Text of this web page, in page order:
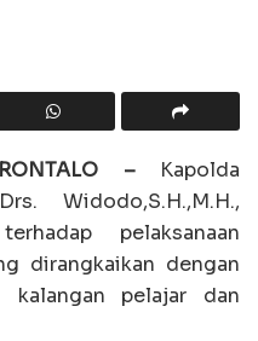
–Kapolda
Widodo,S.H.,M.H.,
pelaksanaan
dirangkaikan dengan
pelajar dan